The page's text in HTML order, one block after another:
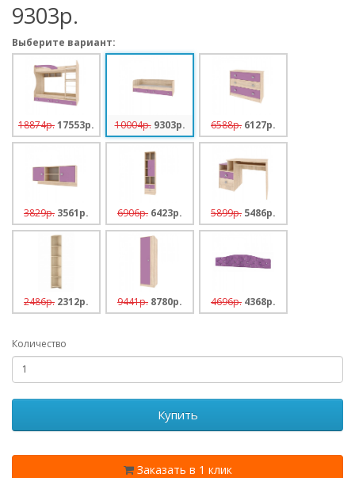
9303p.
Выберите вариант:
18874p.17553p. 10004p. 9303p. 6588p. 6127p.
3829p. 3561p. 6906p. 6423p. 5899p. 5486p.
2486p. 2312p. 9441p. 8780p. 4696p. 4368p.
Количество
Купить
Заказать в 1 клик